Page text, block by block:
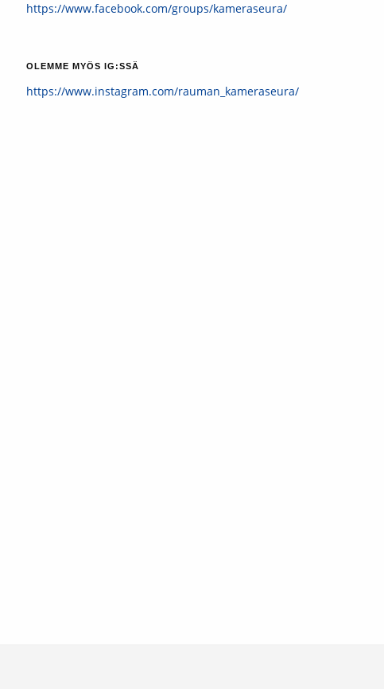
https://www.facebook.com/groups/kameraseura/
OLEMME MYÖS IG:SSÄ
https://www.instagram.com/rauman_kameraseura/